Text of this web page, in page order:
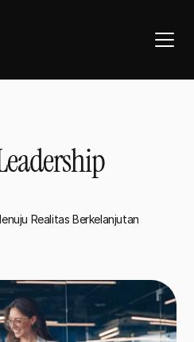
Realitas Berkelanjutan